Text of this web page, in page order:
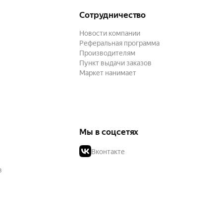
Сотрудничество
Новости компании
Реферальная программа
Производителям
Пункт выдачи заказов
Маркет нанимает
Мы в соцсетях
Вконтакте